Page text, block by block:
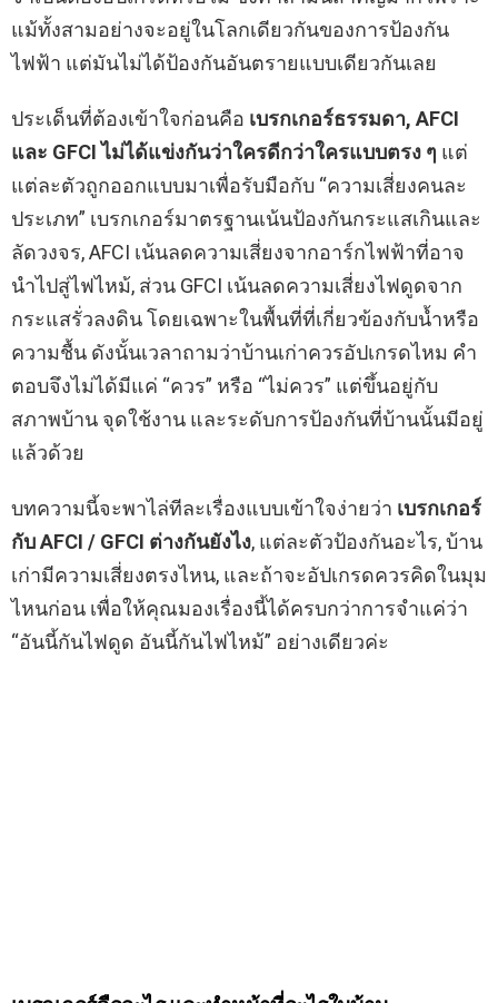
แม้ทั้งสามอย่างจะอยู่ในโลกเดียวกันของการป้องกัน
ไฟฟ้า แต่มันไม่ได้ป้องกันอันตรายแบบเดียวกันเลย
ประเด็นที่ต้องเข้าใจก่อนคือ เบรกเกอร์ธรรมดา, AFCI
และ GFCI ไม่ได้แข่งกันว่าใครดีกว่าใครแบบตรง ๆ แต่
แต่ละตัวถูกออกแบบมาเพื่อรับมือกับ “ความเสี่ยงคนละ
ประเภท” เบรกเกอร์มาตรฐานเน้นป้องกันกระแสเกินและ
ลัดวงจร, AFCI เน้นลดความเสี่ยงจากอาร์กไฟฟ้าที่อาจ
นำไปสู่ไฟไหม้, ส่วน GFCI เน้นลดความเสี่ยงไฟดูดจาก
กระแสรั่วลงดิน โดยเฉพาะในพื้นที่ที่เกี่ยวข้องกับน้ำหรือ
ความชื้น ดังนั้นเวลาถามว่าบ้านเก่าควรอัปเกรดไหม คำ
ตอบจึงไม่ได้มีแค่ “ควร” หรือ “ไม่ควร” แต่ขึ้นอยู่กับ
สภาพบ้าน จุดใช้งาน และระดับการป้องกันที่บ้านนั้นมีอยู่
แล้วด้วย
บทความนี้จะพาไล่ทีละเรื่องแบบเข้าใจง่ายว่า เบรกเกอร์
กับ AFCI / GFCI ต่างกันยังไง, แต่ละตัวป้องกันอะไร, บ้าน
เก่ามีความเสี่ยงตรงไหน, และถ้าจะอัปเกรดควรคิดในมุม
ไหนก่อน เพื่อให้คุณมองเรื่องนี้ได้ครบกว่าการจำแค่ว่า
“อันนี้กันไฟดูด อันนี้กันไฟไหม้” อย่างเดียวค่ะ